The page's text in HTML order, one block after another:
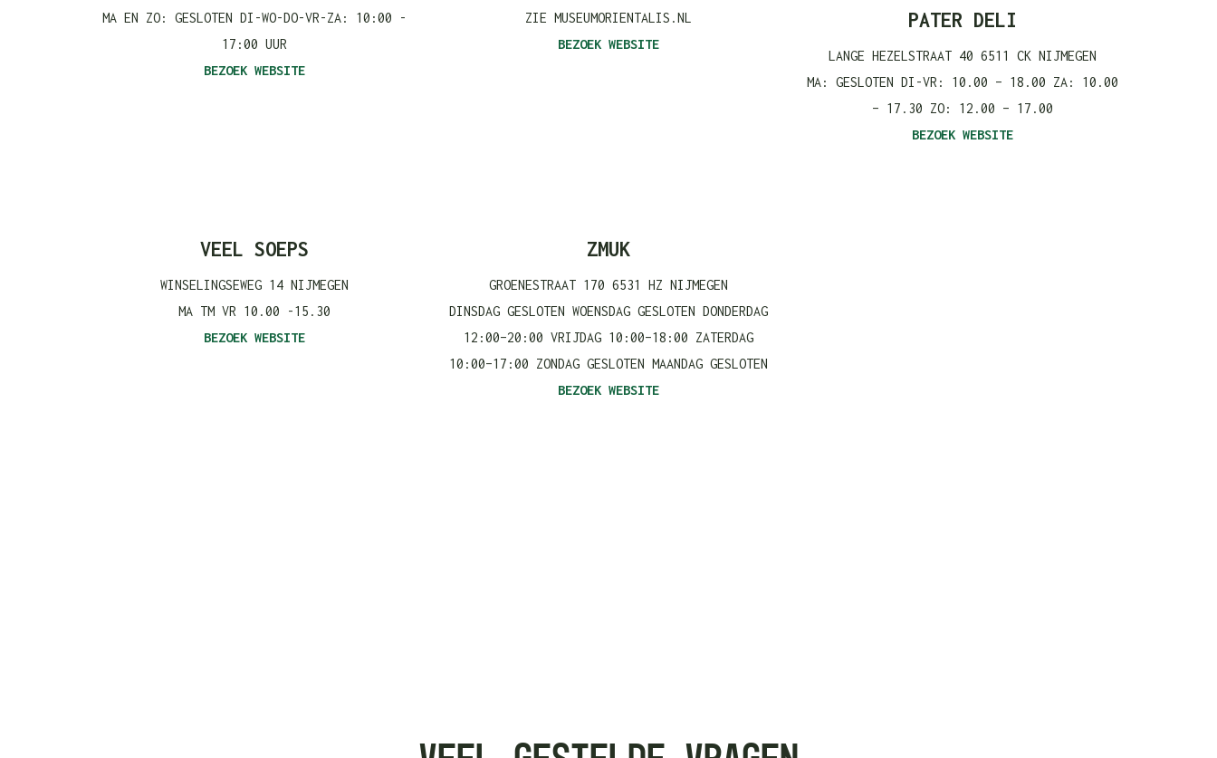
MA EN ZO: GESLOTEN DI-WO-DO-VR-ZA: 10:00 -
17:00 UUR
BEZOEK WEBSITE
ZIE MUSEUMORIENTALIS.NL
BEZOEK WEBSITE
PATER DELI
LANGE HEZELSTRAAT 40 6511 CK NIJMEGEN
MA: GESLOTEN DI-VR: 10.00 – 18.00 ZA: 10.00
– 17.30 ZO: 12.00 – 17.00
BEZOEK WEBSITE
VEEL SOEPS
WINSELINGSEWEG 14 NIJMEGEN
MA TM VR 10.00 -15.30
BEZOEK WEBSITE
ZMUK
GROENESTRAAT 170 6531 HZ NIJMEGEN
DINSDAG GESLOTEN WOENSDAG GESLOTEN DONDERDAG
12:00–20:00 VRIJDAG 10:00–18:00 ZATERDAG
10:00–17:00 ZONDAG GESLOTEN MAANDAG GESLOTEN
BEZOEK WEBSITE